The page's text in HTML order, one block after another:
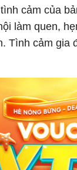
cảm của
làm quen,
Tình cảm